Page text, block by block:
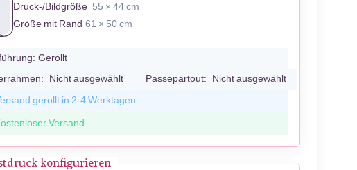
Druck-/Bildgröße 55 × 44 cm
Größe mit Rand 61 × 50 cm
Gerollt
Nicht ausgewählt Passepartout: Nicht ausgewählt
gerollt in 2-4 Werktagen
Versand
konfigurieren